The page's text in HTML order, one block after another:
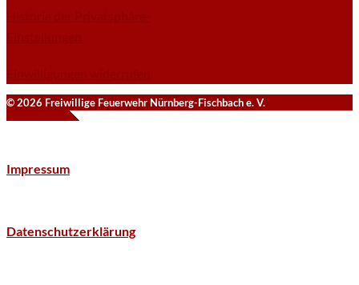
© 2026 Freiwillige Feuerwehr Nürnberg-Fischbach e. V.
Impressum
Datenschutzerklärung